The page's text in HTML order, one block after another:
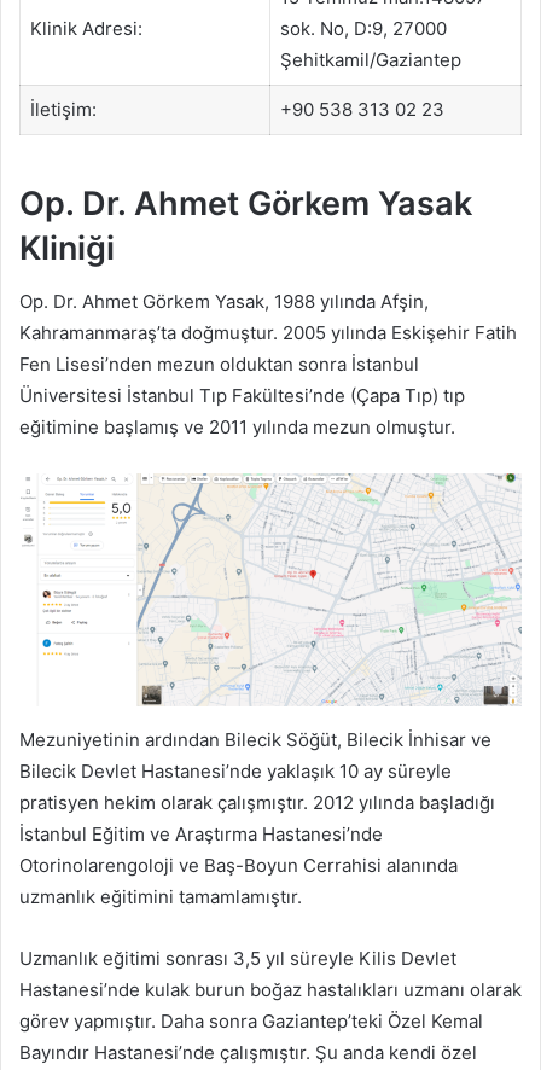
Klinik Adresi:
sok. No, D:9, 27000
Şehitkamil/Gaziantep
İletişim: +90 538 313 02 23
Op. Dr. Ahmet Görkem Yasak
Kliniği
Op. Dr. Ahmet Görkem Yasak, 1988 yılında Afşin,
Kahramanmaraş’ta doğmuştur. 2005 yılında Eskişehir Fatih
Fen Lisesi’nden mezun olduktan sonra İstanbul
Üniversitesi İstanbul Tıp Fakültesi’nde (Çapa Tıp) tıp
eğitimine başlamış ve 2011 yılında mezun olmuştur.
Mezuniyetinin ardından Bilecik Söğüt, Bilecik İnhisar ve
Bilecik Devlet Hastanesi’nde yaklaşık 10 ay süreyle
pratisyen hekim olarak çalışmıştır. 2012 yılında başladığı
İstanbul Eğitim ve Araştırma Hastanesi’nde
Otorinolarengoloji ve Baş-Boyun Cerrahisi alanında
uzmanlık eğitimini tamamlamıştır.
Uzmanlık eğitimi sonrası 3,5 yıl süreyle Kilis Devlet
Hastanesi’nde kulak burun boğaz hastalıkları uzmanı olarak
görev yapmıştır. Daha sonra Gaziantep’teki Özel Kemal
Bayındır Hastanesi’nde çalışmıştır. Şu anda kendi özel